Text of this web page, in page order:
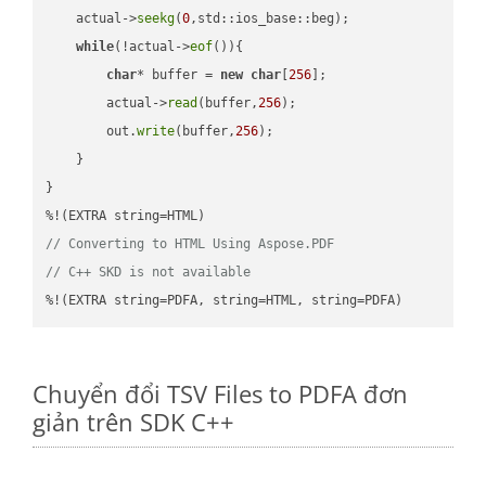
    actual->
seekg(0,std::ios_base::beg);
while(!actual->eof()){
char* buffer = new char [256 ];
        actual->
read (buffer,256);
        out.
write(buffer,256);
    }
}
// Converting to HTML Using Aspose.PDF
// C++ SKD is not available
%!(EXTRA string=PDFA, string=HTML, string=PDFA)
Chuyển đổi TSV Files to PDFA đơn
giản trên SDK C++